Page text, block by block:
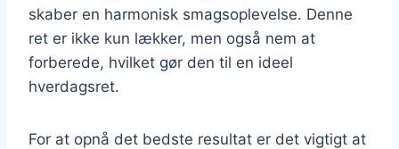
skaber en harmonisk smagsoplevelse. Denne
ret er ikke kun lækker, men også nem at
forberede, hvilket gør den til en ideel
hverdagsret.
For at opnå det bedste resultat er det vigtigt at